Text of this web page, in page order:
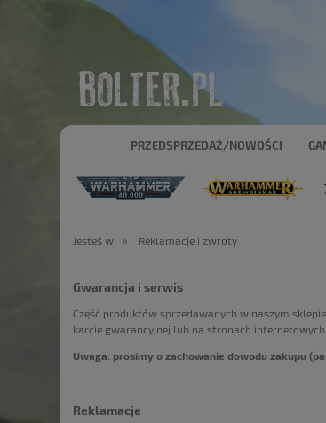
PRZEDSPRZEDAŻ/NOWOŚCI
Jesteś w: » Reklamacje i zwroty
Gwarancja i serwis
Część produktów sprzedawanych w naszym
karcie gwarancyjnej lub na stronach
Uwaga: prosimy o zachowanie dowodu zakupu
Reklamacje